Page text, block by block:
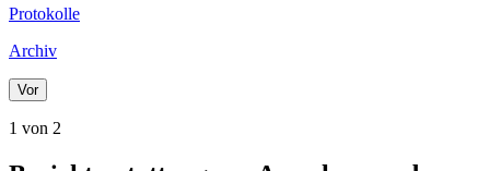
Protokolle
Archiv
Vor
1 von 2